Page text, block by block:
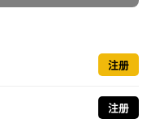
注册
注册